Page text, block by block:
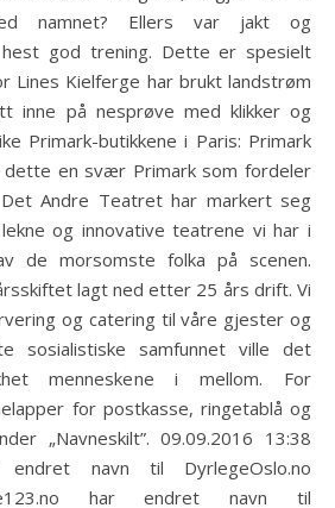
namnet? Ellers var jakt og
god trening. Dette er spesielt
Lines Kielferge har brukt landstrøm
inne på nesprøve med klikker og
Primark-butikkene i Paris: Primark
en svær Primark som fordeler
Andre Teatret har markert seg
og innovative teatrene vi har i
de morsomste folka på scenen.
lagt ned etter 25 års drift. Vi
og catering til våre gjester og
sosialistiske samfunnet ville det
menneskene i mellom. For
for postkasse, ringetablå og
„Navneskilt”. 09.09.2016 13:38
endret navn til DyrlegeOslo.no
har endret navn til